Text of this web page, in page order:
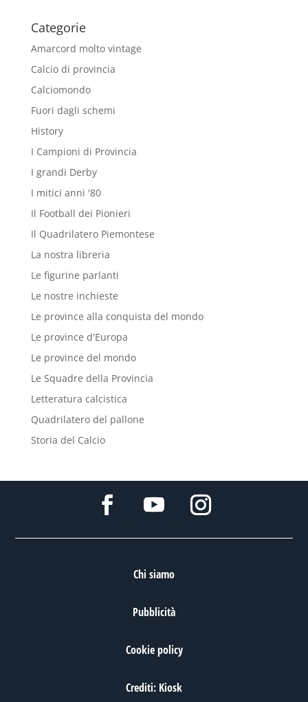
Categorie
Amarcord molto vintage
Calcio di provincia
Calciomondo
Fuori dagli schemi
History
I Campioni di Provincia
I grandi Derby
I mitici anni '80
Il Football dei Pionieri
Il Quadrilatero Piemontese
La nostra libreria
Le figurine parlanti
Le nostre inchieste
Le province alla conquista del mondo
Le province d'Europa
Le province del mondo
Le Squadre della Provincia
Letteratura calcistica
Quadrilatero del pallone
Storia del Calcio
Chi siamo
Pubblicità
Cookie policy
Crediti: Kiosk